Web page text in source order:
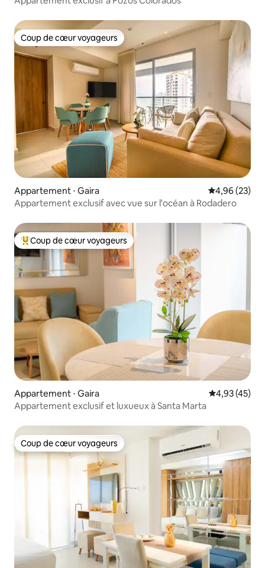
Coup de cœur voyageurs
Coup de cœur voyageurs
Appartement ⋅ Gaira Évaluation
4,96 (23)
Appartement exclusif avec vue sur l'océan à Rodadero
Coups de cœur voyageurs les plus appréciés
Coup de cœur voyageurs
Appartement ⋅ Gaira Évaluation
4,93 (45)
Appartement exclusif et luxueux à Santa Marta
Coup de cœur voyageurs
Coup de cœur voyageurs